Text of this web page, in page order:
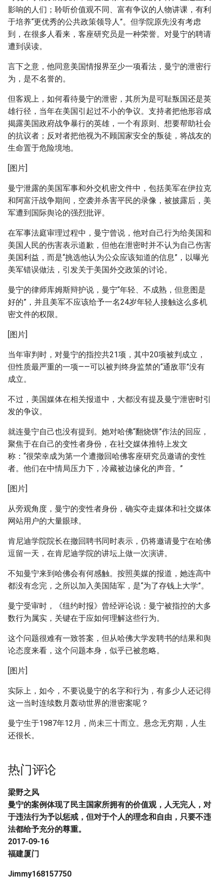
影响的人们；聆听价值观不同、富有争议的人物讲课，有利
于培养“更优秀的公共政策领导人”。但学院原先没有考虑
到，在很多人看来，客座研究员是一种荣誉。对曼宁的聘请
遭到误读。
言下之意，他同意美国情报界至少一项看法，曼宁的泄密行
为，是不名誉的。
但客观上，如何看待曼宁的泄密，其所为是可耻叛国还是英
雄行径，当年在美国引起过不小的争议。支持者把他形容成
揭露美国政府战争暴行的英雄，一个有原则、想要帮助社会
的抗议者；反对者把他视为不顾国家安全的叛徒，将战友的
生命置于危险境地。
[图片]
曼宁泄露的美国军事和外交机密文件中，包括美军在伊拉克
和阿富汗战争期间，空袭并杀害平民的录像，被披露后，美
军遭到国际舆论的强烈批评。
在军事法庭审理过程中，曼宁曾说，他对自己行为给美国和
美国人民的伤害表示道歉，但他在泄密时并不认为自己伤害
美国利益，而是“挑选他认为公众应该知道的信息”，以曝光
美军错误做法，引发关于美国外交政策的讨论。
曼宁的律师库姆斯辩护说，曼宁“年轻、不成熟，但意图是
好的”，并且美军不应该给予一名24岁年轻人接触这么多机
密文件的权限。
[图片]
当年审判时，对曼宁的指控共21项，其中20项被判成立，
但性质最严重的一项——可以被判终身监禁的“通敌罪”没有
成立。
不过，美国媒体在相关报道中，大都没有提及曼宁泄密时引
发的争议。
就连曼宁自己也没有提到。她对哈佛“翻烧饼”作法的回应，
聚焦于在自己的变性者身份，在社交媒体推特上发文
称：“很荣幸成为第一个遭撤回哈佛客座研究员邀请的变性
者。他们在中情局压力下，冷藏被边缘化的声音。”
[图片]
从旁观角度，曼宁的变性者身份，确实夺走媒体和社交媒体
网站用户的大量眼球。
肯尼迪学院院长在撤回聘书同时表示，仍将邀请曼宁在哈佛
逗留一天，在肯尼迪学院的讲坛上做一次演讲。
不知曼宁来到哈佛会有何感触。按照美媒的报道，她连高中
都没有念完，之所以加入美国陆军，是“为了存钱上大学”。
曼宁受审时，《纽约时报》曾经评论说：曼宁被指控的大多
数行为属实，关键在于应如何理解这些行为。
这个问题很难有一致答案，但从哈佛大学发聘书的结果和舆
论态度来看，这个问题本身，似乎已被忽略。
[图片]
实际上，如今，不要说曼宁的名字和行为，有多少人还记得
这一当时连续数月轰动世界的泄密案呢？
曼宁生于1987年12月，尚未三十而立。悬念无穷期，人生
还很长。
热门评论
梁野之风
曼宁的案例体现了民主国家所拥有的价值观，人无完人，对
于违法行为予以惩戒，但对于个人的理念和自由，只要不违
法都给予充分的尊重。
2017-09-16
福建厦门
Jimmy168157750